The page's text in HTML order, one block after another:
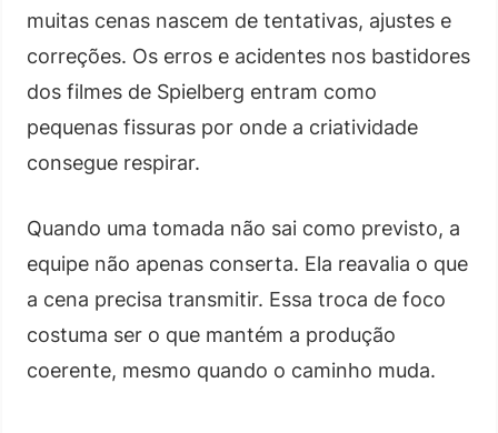
muitas cenas nascem de tentativas, ajustes e
correções. Os erros e acidentes nos bastidores
dos filmes de Spielberg entram como
pequenas fissuras por onde a criatividade
consegue respirar.
Quando uma tomada não sai como previsto, a
equipe não apenas conserta. Ela reavalia o que
a cena precisa transmitir. Essa troca de foco
costuma ser o que mantém a produção
coerente, mesmo quando o caminho muda.